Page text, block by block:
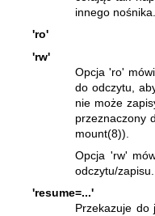
innego nośnika.
'ro'
'rw'
Opcja 'ro'
do odczytu,
nie może
przeznaczony
mount(8)).
Opcja 'rw'
odczytu/
'resume=...'
Przekazuje do